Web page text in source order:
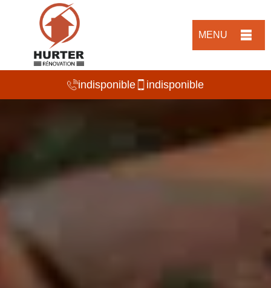
MENU
indisponible indisponible